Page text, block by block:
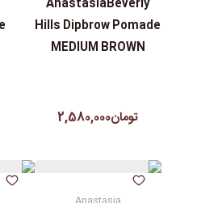
AnastasiaBeverly
Hills Dipbrow Pomade
MEDIUM BROWN
تومان2,580,000